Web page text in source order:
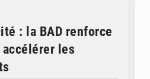
: la BAD renforce
les